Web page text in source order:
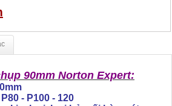
90mm Norton Expert:
- P100 - 120